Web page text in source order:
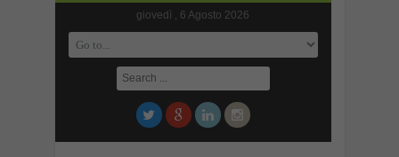
giovedì , 6 Agosto 2026